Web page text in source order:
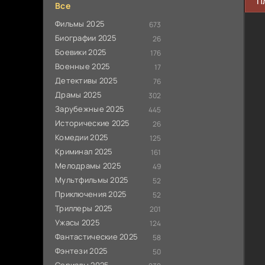
Все
Фильмы 2025 673
Биографии 2025 26
Боевики 2025 176
Военные 2025 17
Детективы 2025 76
Драмы 2025 302
Зарубежные 2025 445
Исторические 2025 26
Комедии 2025 125
Криминал 2025 161
Мелодрамы 2025 49
Мультфильмы 2025 52
Приключения 2025 52
Триллеры 2025 201
Ужасы 2025 124
Фантастические 2025 58
Фэнтези 2025 50